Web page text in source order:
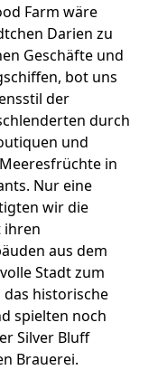
Farm wäre
Darien zu
Geschäfte und
bot uns
der
durch
und
in
Nur eine
wir die
ihren
aus dem
Stadt zum
historische
spielten noch
Silver Bluff
Brauerei.